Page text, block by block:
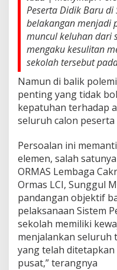
B
e
r
a
n
a
s
k
a
A
t
u
r
a
n
,
B
u
k
a
Peserta Didik Baru di
belakangan menjadi
muncul keluhan dari
mengaku kesulitan
sekolah tersebut
Namun di balik
penting yang tidak
kepatuhan terhadap
seluruh calon peserta
Persoalan ini
elemen, salah
ORMAS Lembaga
Ormas LCI, Sunggul
pandangan objektif
pelaksanaan Sistem
sekolah memiliki
menjalankan seluruh
yang telah
pusat,” terangnya